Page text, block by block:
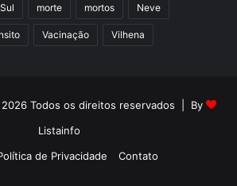
morte mortos Neve
Vacinação Vilhena
Todos os direitos reservados | By
Listainfo
de Privacidade Contato